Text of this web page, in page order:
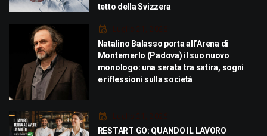
tetto della Svizzera
Luglio 21, 2026
Natalino Balasso porta all’Arena di
Montemerlo (Padova) il suo nuovo
monologo: una serata tra satira, sogni
e riflessioni sulla società
Luglio 21, 2026
RESTART GO: QUANDO IL LAVORO